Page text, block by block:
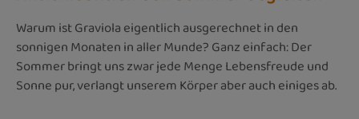
Warum ist Graviola eigentlich ausgerechnet in den
sonnigen Monaten in aller Munde? Ganz einfach: Der
Sommer bringt uns zwar jede Menge Lebensfreude und
Sonne pur, verlangt unserem Körper aber auch einiges ab.